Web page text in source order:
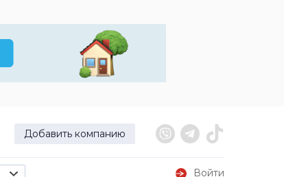
Добавить компанию
Войти